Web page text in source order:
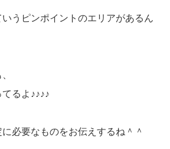
うピンポイントのエリアがあるん
るよ♪♪♪♪
必要なものをお伝えするね＾＾